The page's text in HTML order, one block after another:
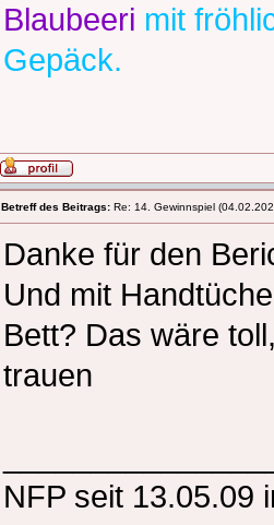
Blaubeeri mit
Gepäck.
Betreff des Beitrags: Re: 14. Gewinnspiel
Danke für den
Und mit
Bett? Das wäre
trauen
NFP seit 13.05.09